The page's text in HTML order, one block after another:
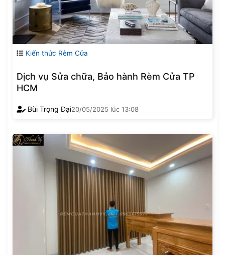
Kiến thức Rèm Cửa
Dịch vụ Sửa chữa, Bảo hành Rèm Cửa TP
HCM
Bùi Trọng Đại20/05/2025 lúc 13:08